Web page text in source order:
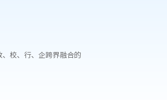
校、行、企跨界融合的